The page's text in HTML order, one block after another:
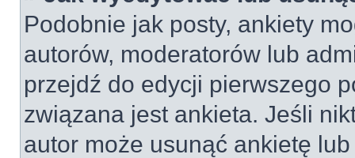
Podobnie jak posty, ankiety
autorów, moderatorów lub
przejdź do edycji pierwszego
związana jest ankieta. Jeśli
autor może usunąć ankietę